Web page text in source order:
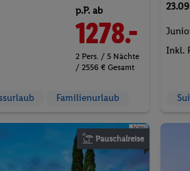
p.P. ab
1278.-
2 Pers. / 5 Nächte
/ 2556 € Gesamt
Familienurlaub
Inkl.
Pauschalreise